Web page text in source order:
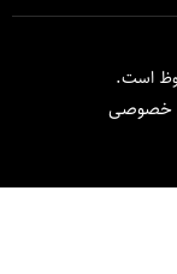
است.
خصوصی